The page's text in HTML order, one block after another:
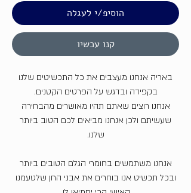
הוסיפ/י לעגלה
קנו עכשיו
באריה אנחנו מעצבים את כל התכשיטים שלנו
בקפידה ובדגש על הפרטים הקטנים.
אנחנו רוצים שאתם תהיו מאושרים מהבחירה
שעשיתם ולכן אנחנו מביאים לכם הטוב ביותר
שלנו.
אנחנו משתמשים בחומרי הגלם הטובים ביותר
ובכל תכשיט אנו בוחרים את אבני החן שלטעמנו